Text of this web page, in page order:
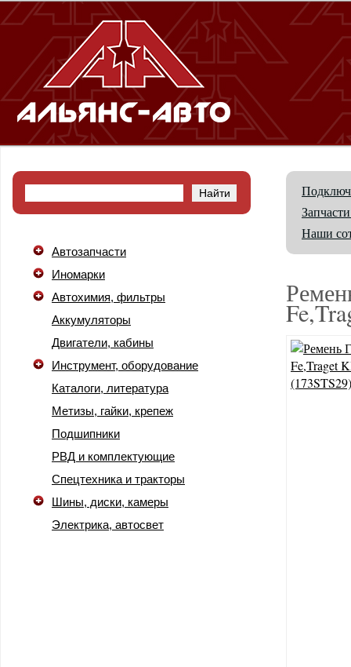
Автозапчасти
Иномарки
Автохимия, фильтры
Аккумуляторы
Двигатели, кабины
Инструмент, оборудование
Каталоги, литература
Метизы, гайки, крепеж
Подшипники
РВД и комплектующие
Спецтехника и тракторы
Шины, диски, камеры
Электрика, автосвет
Наши